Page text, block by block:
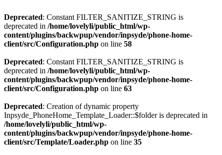
Deprecated: Constant FILTER_SANITIZE_STRING is
deprecated in /home/lovelyli/public_html/wp-
content/plugins/backwpup/vendor/inpsyde/phone-home-
client/src/Configuration.php on line 58
Deprecated: Constant FILTER_SANITIZE_STRING is
deprecated in /home/lovelyli/public_html/wp-
content/plugins/backwpup/vendor/inpsyde/phone-home-
client/src/Configuration.php on line 63
Deprecated: Creation of dynamic property
Inpsyde_PhoneHome_Template_Loader::$folder is deprecated in
/home/lovelyli/public_html/wp-
content/plugins/backwpup/vendor/inpsyde/phone-home-
client/src/Template/Loader.php on line 35